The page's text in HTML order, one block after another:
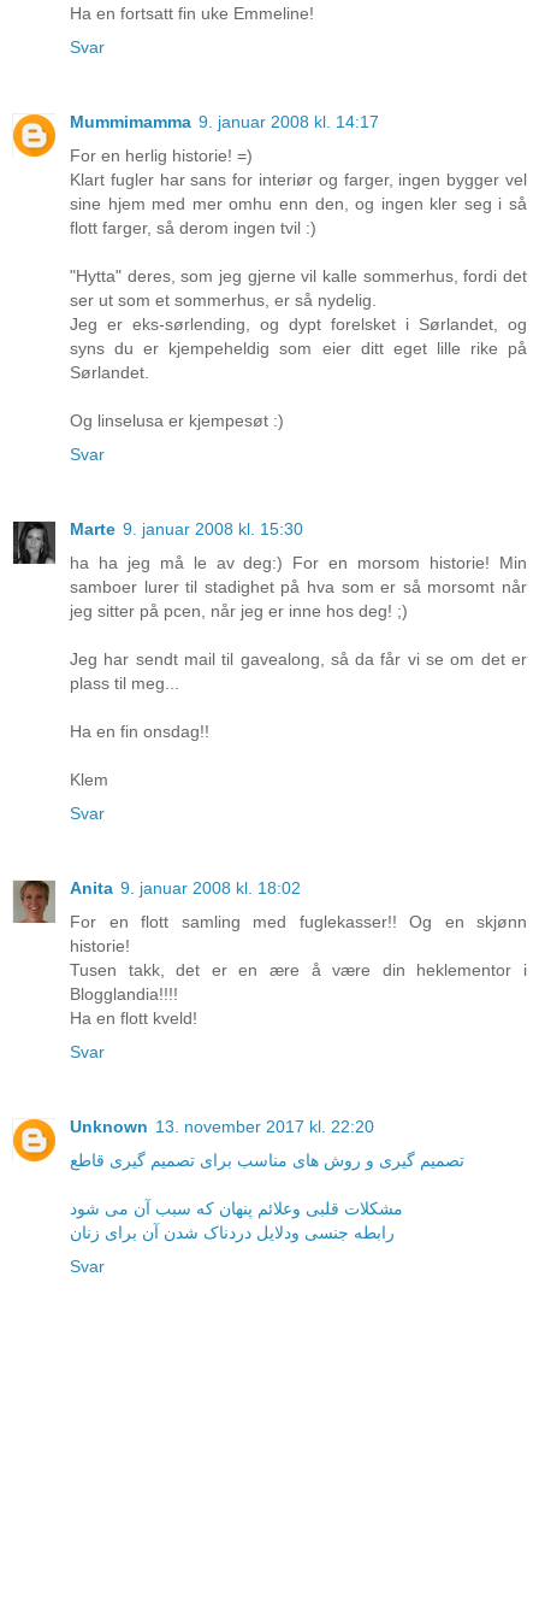
Ha en fortsatt fin uke Emmeline!
Svar
Mummimamma 9. januar 2008 kl. 14:17
For en herlig historie! =)
Klart fugler har sans for interiør og farger, ingen bygger vel
sine hjem med mer omhu enn den, og ingen kler seg i så
flott farger, så derom ingen tvil :)
"Hytta" deres, som jeg gjerne vil kalle sommerhus, fordi det
ser ut som et sommerhus, er så nydelig.
Jeg er eks-sørlending, og dypt forelsket i Sørlandet, og
syns du er kjempeheldig som eier ditt eget lille rike på
Sørlandet.
Og linselusa er kjempesøt :)
Svar
Marte 9. januar 2008 kl. 15:30
ha ha jeg må le av deg:) For en morsom historie! Min
samboer lurer til stadighet på hva som er så morsomt når
jeg sitter på pcen, når jeg er inne hos deg! ;)
Jeg har sendt mail til gavealong, så da får vi se om det er
plass til meg...
Ha en fin onsdag!!
Klem
Svar
Anita 9. januar 2008 kl. 18:02
For en flott samling med fuglekasser!! Og en skjønn
historie!
Tusen takk, det er en ære å være din heklementor i
Blogglandia!!!!
Ha en flott kveld!
Svar
Unknown 13. november 2017 kl. 22:20
تصمیم گیری و روش های مناسب برای تصمیم گیری قاطع
مشکلات قلبی وعلائم پنهان که سبب آن می شود
رابطه جنسی ودلایل دردناک شدن آن برای زنان
Svar